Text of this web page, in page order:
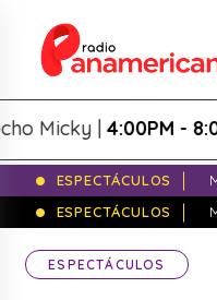
|4:00PM -
ESPECTÁCULOS
ESPECTÁCULOS
ESPECTÁCULOS